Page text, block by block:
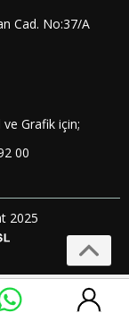
Cad. No:37/A
ve Grafik için;
00
2025